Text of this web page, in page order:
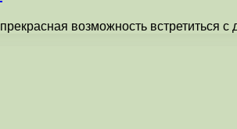
возможность встретиться